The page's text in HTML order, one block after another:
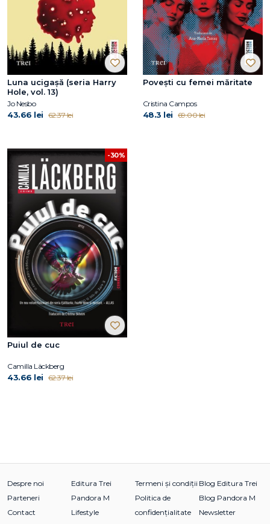
Luna ucigașă (seria Harry
Hole, vol. 13)
Jo Nesbo
43.66 lei 62.37 lei
Povești cu femei măritate
Cristina Campos
48.3 lei 69.00 lei
-30%
Puiul de cuc
Camilla Läckberg
43.66 lei 62.37 lei
Despre noi
Parteneri
Contact
Editura Trei
Pandora M
Lifestyle
Termeni și condiții
Politica de
confidențialitate
Blog Editura Trei
Blog Pandora M
Newsletter